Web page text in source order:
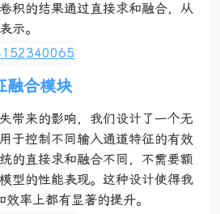
积的结果通过直接求和融合，从
示。
融合模块
带来的影响，我们设计了一个无
于控制不同输入通道特征的有效
的直接求和融合不同，不需要额
型的性能表现。这种设计使得我
率上都有显著的提升。